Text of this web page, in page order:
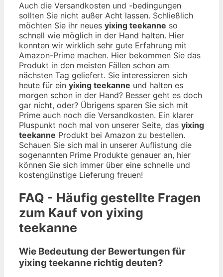
Auch die Versandkosten und -bedingungen
sollten Sie nicht außer Acht lassen. Schließlich
möchten Sie ihr neues yixing teekanne so
schnell wie möglich in der Hand halten. Hier
konnten wir wirklich sehr gute Erfahrung mit
Amazon-Prime machen. Hier bekommen Sie das
Produkt in den meisten Fällen schon am
nächsten Tag geliefert. Sie interessieren sich
heute für ein yixing teekanne und halten es
morgen schon in der Hand? Besser geht es doch
gar nicht, oder? Übrigens sparen Sie sich mit
Prime auch noch die Versandkosten. Ein klarer
Pluspunkt noch mal von unserer Seite, das yixing
teekanne Produkt bei Amazon zu bestellen.
Schauen Sie sich mal in unserer Auflistung die
sogenannten Prime Produkte genauer an, hier
können Sie sich immer über eine schnelle und
kostengünstige Lieferung freuen!
FAQ - Häufig gestellte Fragen
zum Kauf von yixing
teekanne
Wie Bedeutung der Bewertungen für
yixing teekanne richtig deuten?